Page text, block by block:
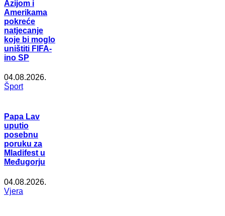
Azijom i
Amerikama
pokreće
natjecanje
koje bi moglo
uništiti FIFA-
ino SP
04.08.2026.
Šport
Papa Lav
uputio
posebnu
poruku za
Mladifest u
Međugorju
04.08.2026.
Vjera